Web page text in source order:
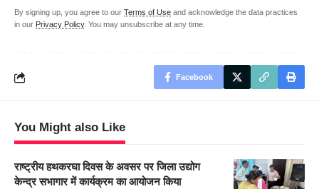
By signing up, you agree to our Terms of Use and acknowledge the data practices
in our Privacy Policy. You may unsubscribe at any time.
Facebook
You Might also Like
राष्ट्रीय हथकरघा दिवस के अवसर पर जिला उद्योग
केन्द्र सभागार में कार्यक्रम का आयोजन किया